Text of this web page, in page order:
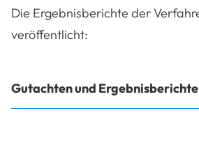
Die Ergebnisberichte der
veröffentlicht:
Gutachten und